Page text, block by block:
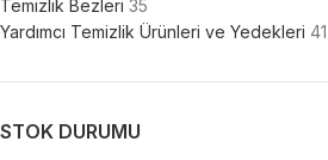
Temizlik Bezleri 35
Yardımcı Temizlik Ürünleri ve Yedekleri 41
STOK DURUMU